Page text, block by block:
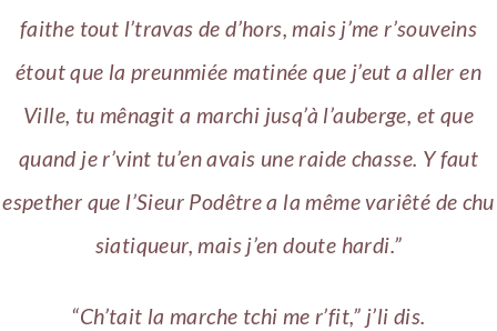
faithe tout l’travas de d’hors, mais j’me r’souveins
étout que la preunmiée matinée que j’eut a aller en
Ville, tu mênagit a marchi jusq’à l’auberge, et que
quand je r’vint tu’en avais une raide chasse. Y faut
espether que l’Sieur Podêtre a la même variêté de chu
siatiqueur, mais j’en doute hardi.”
“Ch’tait la marche tchi me r’fit,” j’li dis.